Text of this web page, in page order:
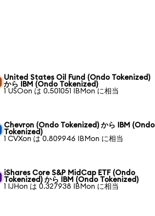
United States Oil Fund (Ondo Tokenized)
から IBM (Ondo Tokenized)
1 USOon は 0.501051 IBMon に相当
Chevron (Ondo Tokenized) から IBM (Ondo
Tokenized)
1 CVXon は 0.809946 IBMon に相当
iShares Core S&P MidCap ETF (Ondo
Tokenized) から IBM (Ondo Tokenized)
1 IJHon は 0.327938 IBMon に相当